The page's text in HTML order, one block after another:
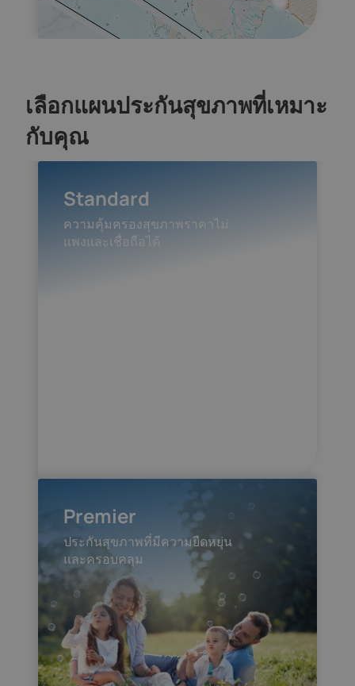
เลือกแผนประกันสุขภาพที่เหมาะ
กับคุณ
Standard
ความคุ้มครองสุขภาพราคาไม่
แพงและเชื่อถือได้
Premier
ประกันสุขภาพที่มีความยืดหยุ่น
และครอบคลุม